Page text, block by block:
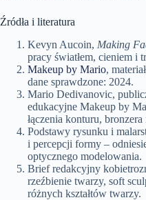
Źródła i literatura
Kevyn Aucoin, Making
pracy światłem, cieniem i
Makeup by Mario,
dane sprawdzone: 2024.
Mario Dedivanovic,
edukacyjne Makeup by
łączenia konturu, bronzera
Podstawy rysunku i
i percepcji formy –
optycznego modelowania.
Brief redakcyjny
rzeźbienie twarzy, soft
różnych kształtów twarzy.